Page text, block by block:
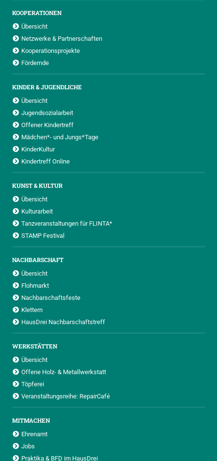
KOOPERATIONEN
Übersicht
Netzwerke & Partnerschaften
Kooperationsprojekte
Fördernde
KINDER & JUGENDLICHE
Übersicht
Jugendsozialarbeit
Offener Kindertreff
Mädchen*- und Jungs*Tage
KinderKultur
Kindertreff Online
KUNST & KULTUR
Übersicht
Kulturarbeit
Tanzveranstaltungen für FLINTA*
STAMP Festival
NACHBARSCHAFT
Übersicht
Flohmarkt
Nachbarschaftsfeste
Klettern
HausDrei Nachbarschaftstreff
WERKSTÄTTEN
Übersicht
Offene Holz- & Metallwerkstatt
Töpferei
Veranstaltungsreihe: RepairCafé
MITMACHEN
Ehrenamt
Jobs
Praktika & BFD im HausDrei